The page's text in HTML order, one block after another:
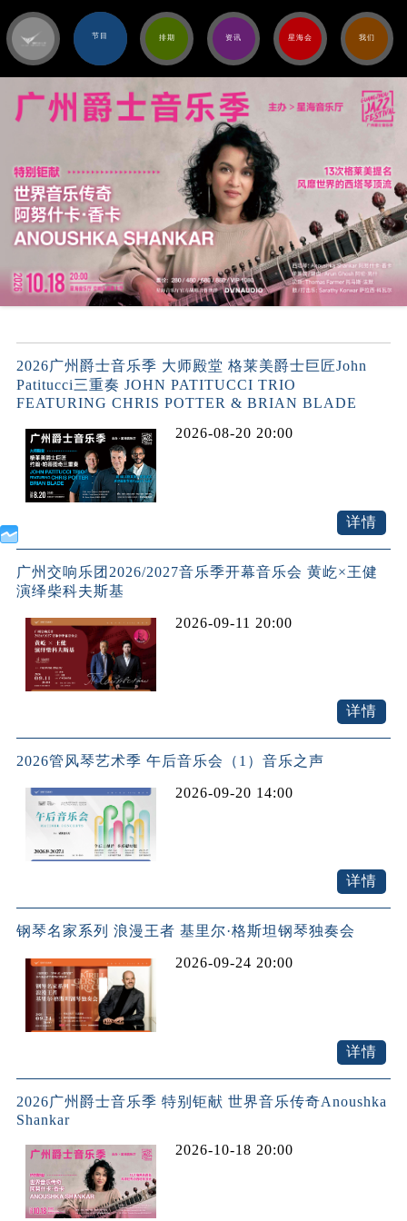
节目 排期 资讯 星海会 我们
2026广州爵士音乐季 大师殿堂 格莱美爵士巨匠John
Patitucci三重奏 JOHN PATITUCCI TRIO
FEATURING CHRIS POTTER & BRIAN BLADE
2026-08-20 20:00
详情
广州交响乐团2026/2027音乐季开幕音乐会 黄屹×王健
演绎柴科夫斯基
2026-09-11 20:00
详情
2026管风琴艺术季 午后音乐会（1）音乐之声
2026-09-20 14:00
详情
钢琴名家系列 浪漫王者 基里尔·格斯坦钢琴独奏会
2026-09-24 20:00
详情
2026广州爵士音乐季 特别钜献 世界音乐传奇Anoushka
Shankar
2026-10-18 20:00